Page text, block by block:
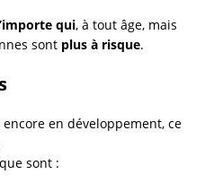
qui, à tout âge, mais
sont plus à risque.
en développement, ce
sont :